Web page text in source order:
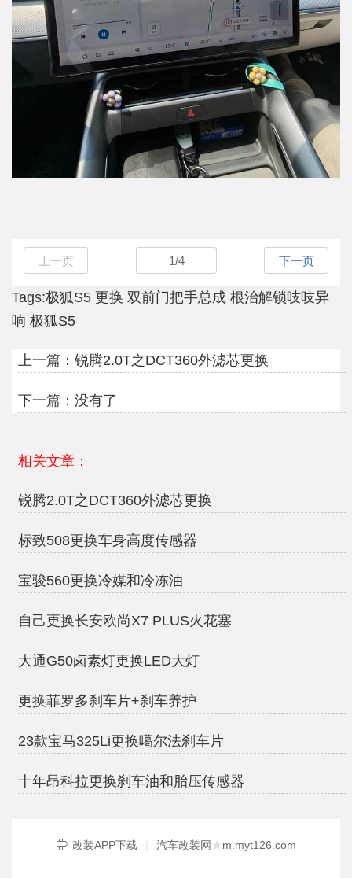
上一页 1/4 下一页
Tags:极狐S5 更换 双前门把手总成 根治解锁吱吱异
响 极狐S5
上一篇： 锐腾2.0T之DCT360外滤芯更换
下一篇：没有了
相关文章：
锐腾2.0T之DCT360外滤芯更换
标致508更换车身高度传感器
宝骏560更换冷媒和冷冻油
自己更换长安欧尚X7 PLUS火花塞
大通G50卤素灯更换LED大灯
更换菲罗多刹车片+刹车养护
23款宝马325Li更换噶尔法刹车片
十年昂科拉更换刹车油和胎压传感器
改装APP下载 | 汽车改装网 ★m.myt126.com